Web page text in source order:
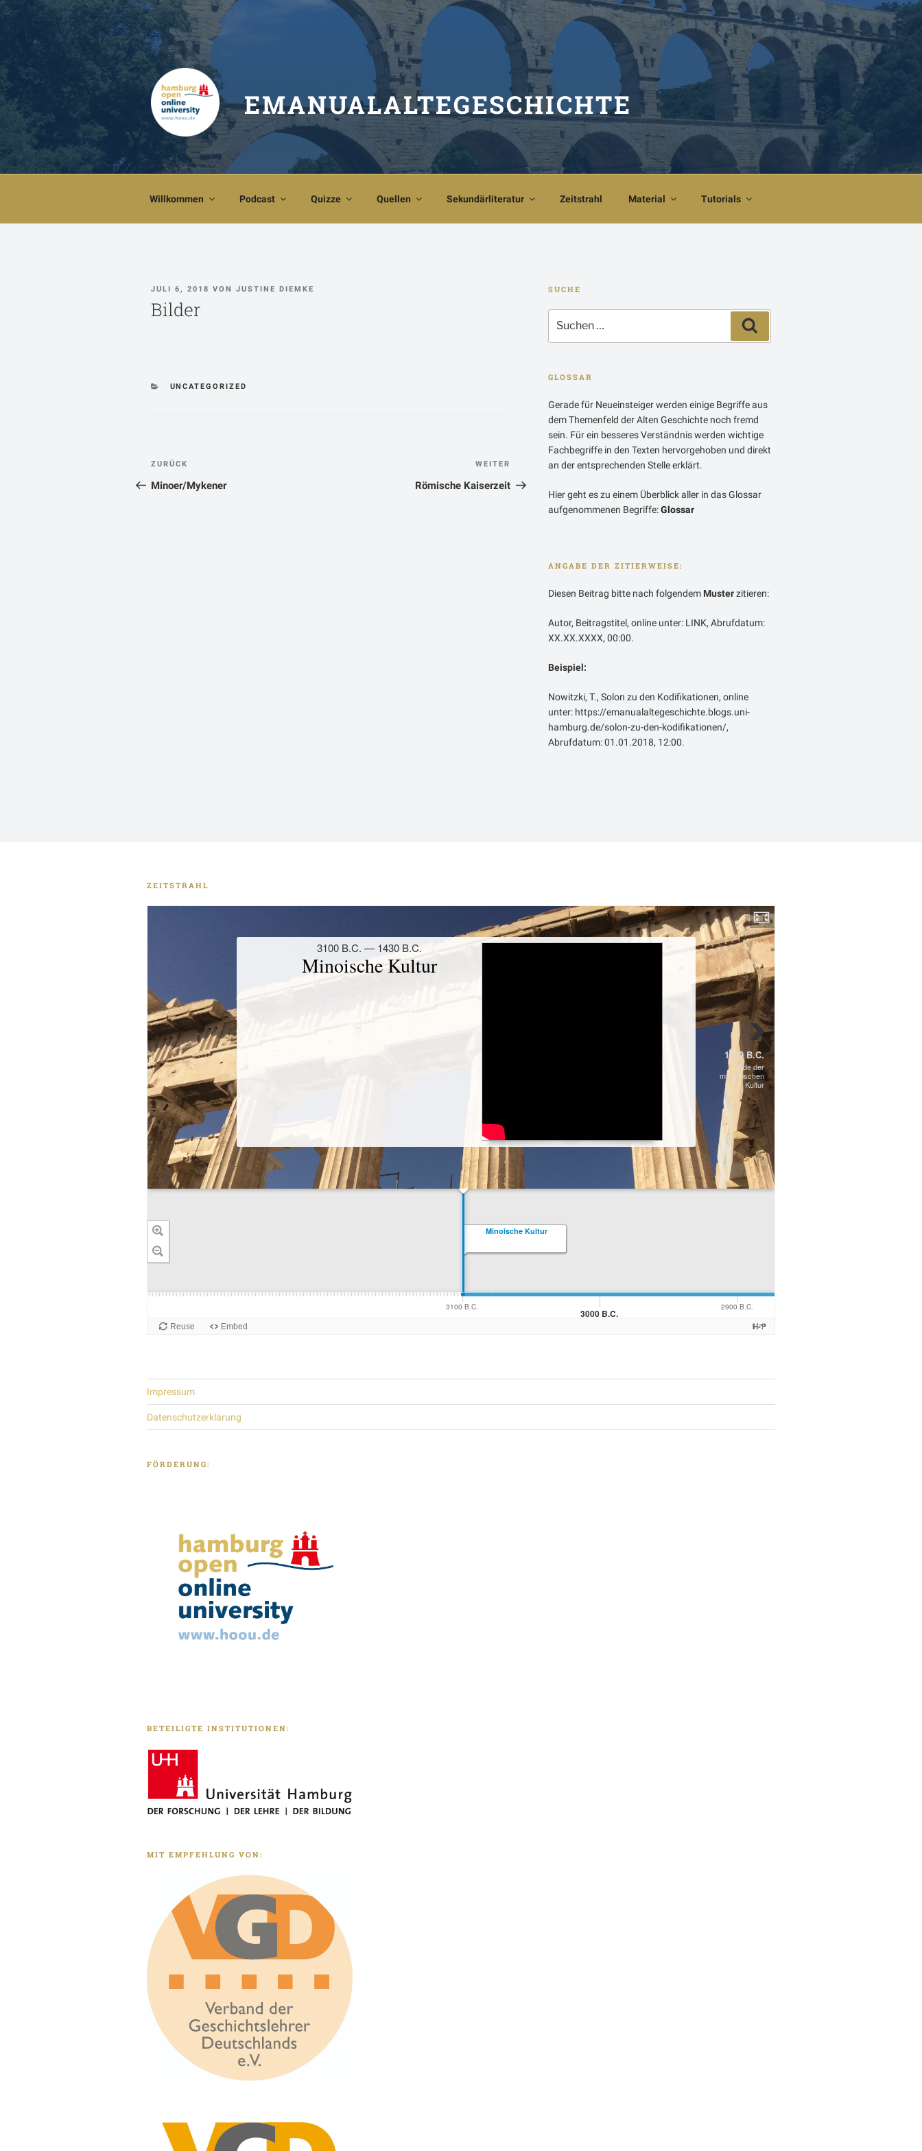
Zum
springen
EMANUALALTEGESCHICHTE
Willkommen Podcast Quizze Quellen Sekundärliteratur Zeitstrahl Material Tutorials
VERÖFFENTLICHT
JULI 6, 2018 VON JUSTINE DIEMKE
Bilder
KATEGORIEN
UNCATEGORIZED
Beitragsnavigation
Vorheriger
Beitrag
ZURÜCK
Minoer/Mykener
Nächster
Beitrag
WEITER
Römische Kaiserzeit
SUCHE
nach:
GLOSSAR
Gerade für Neueinsteiger werden einige Begriffe aus
dem Themenfeld der Alten Geschichte noch fremd
sein. Für ein besseres Verständnis werden wichtige
Fachbegriffe in den Texten hervorgehoben und direkt
an der entsprechenden Stelle erklärt.
Hier geht es zu einem Überblick aller in das Glossar
aufgenommenen Begriffe:Glossar
ANGABE DER ZITIERWEISE:
Diesen Beitrag bitte nach folgendem Musterzitieren:
Autor, Beitragstitel, online unter: LINK, Abrufdatum:
XX.XX.XXXX, 00:00.
Beispiel:
Nowitzki, T., Solon zu den Kodifikationen, online
unter: https://emanualaltegeschichte.blogs.uni-
hamburg.de/solon-zu-den-kodifikationen/,
Abrufdatum: 01.01.2018, 12:00.
ZEITSTRAHL
Impressum
Datenschutzerklärung
FÖRDERUNG:
BETEILIGTE INSTITUTIONEN:
MIT EMPFEHLUNG VON: